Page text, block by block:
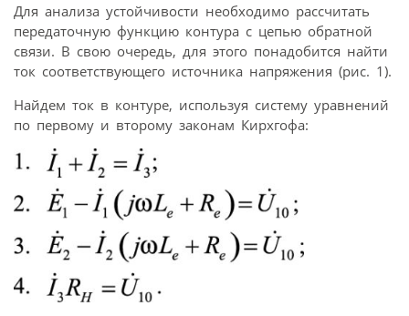
Для анализа устойчивости необходимо рассчитать
передаточную функцию контура с цепью обратной
связи. В свою очередь, для этого понадобится найти
ток соответствующего источника напряжения (рис. 1).
Найдем ток в контуре, используя систему уравнений
по первому и второму законам Кирхгофа: